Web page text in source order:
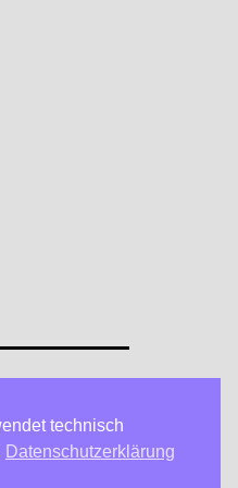
technisch
Datenschutzerklärung